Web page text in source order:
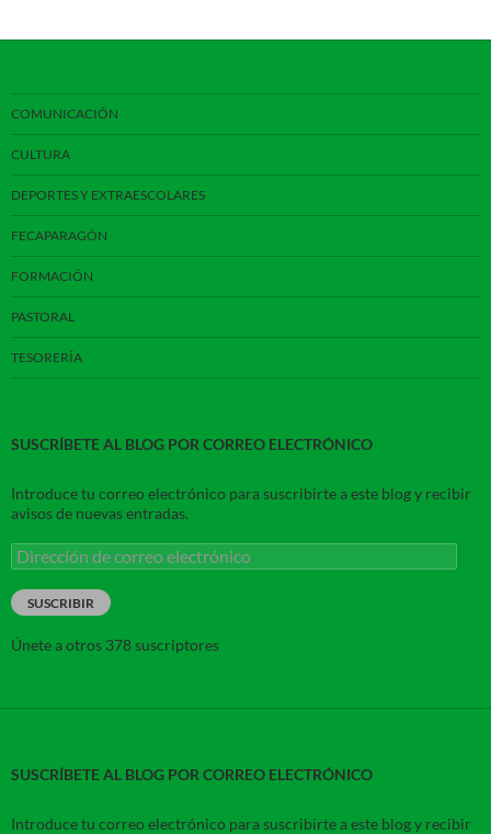
COMUNICACIÓN
CULTURA
DEPORTES Y EXTRAESCOLARES
FECAPARAGÓN
FORMACIÓN
PASTORAL
TESORERÍA
SUSCRÍBETE AL BLOG POR CORREO ELECTRÓNICO
Introduce tu correo electrónico para suscribirte a este blog y recibir
avisos de nuevas entradas.
Dirección
de
correo
electrónico
SUSCRIBIR
Únete a otros 378 suscriptores
SUSCRÍBETE AL BLOG POR CORREO ELECTRÓNICO
Introduce tu correo electrónico para suscribirte a este blog y recibir